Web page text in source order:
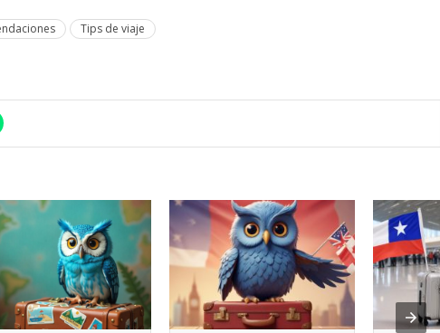
Tips de viaje